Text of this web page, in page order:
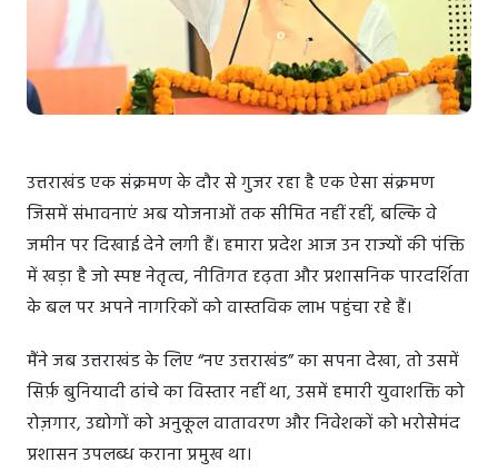
उत्तराखंड एक संक्रमण के दौर से गुजर रहा है एक ऐसा संक्रमण
जिसमें संभावनाएं अब योजनाओं तक सीमित नहीं रहीं, बल्कि वे
जमीन पर दिखाई देने लगी हैं। हमारा प्रदेश आज उन राज्यों की पंक्ति
में खड़ा है जो स्पष्ट नेतृत्व, नीतिगत दृढ़ता और प्रशासनिक पारदर्शिता
के बल पर अपने नागरिकों को वास्तविक लाभ पहुंचा रहे हैं।
मैंने जब उत्तराखंड के लिए “नए उत्तराखंड” का सपना देखा, तो उसमें
सिर्फ़ बुनियादी ढांचे का विस्तार नहीं था, उसमें हमारी युवाशक्ति को
रोज़गार, उद्योगों को अनुकूल वातावरण और निवेशकों को भरोसेमंद
प्रशासन उपलब्ध कराना प्रमुख था।